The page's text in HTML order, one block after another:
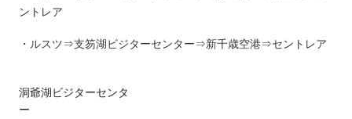
ントレア
・ルスツ⇒支笏湖ビジターセンター⇒新千歳空港⇒セントレア
洞爺湖ビジターセンタ
ー